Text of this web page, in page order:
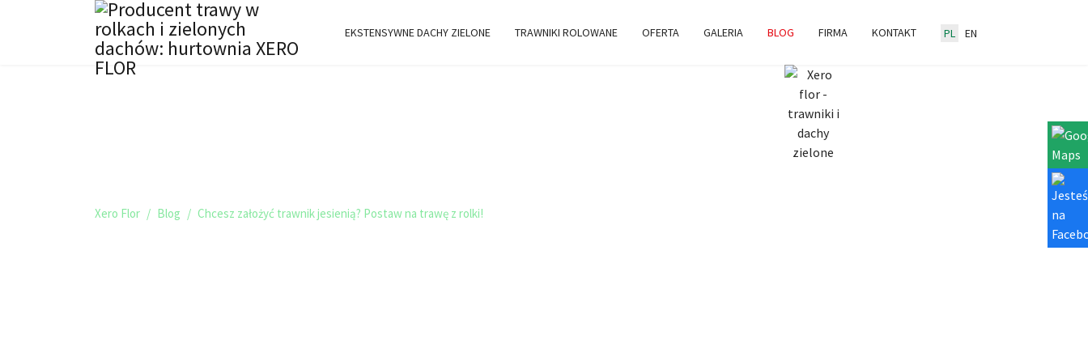
EKSTENSYWNE DACHY ZIELONE TRAWNIKI ROLOWANE OFERTA GALERIA BLOG FIRMA KONTAKT PL EN
Xero Flor Blog Chcesz założyć trawnik jesienią? Postaw na trawę z rolki!